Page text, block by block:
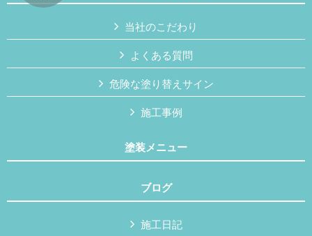
当社のこだわり
よくある質問
危険な塗り替えサイン
施工事例
塗装メニュー
ブログ
施工日記